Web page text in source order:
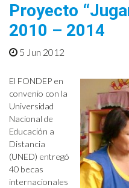
Proyecto
2010 – 2014
5 Jun 2012
El FONDEP en
convenio con la
Universidad
Nacional de
Educación a
Distancia
(UNED) entregó
40 becas
internacionales